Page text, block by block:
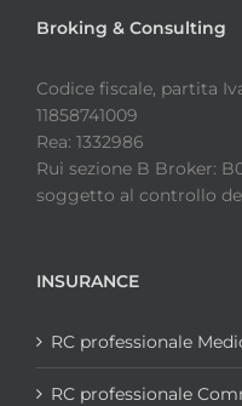
Broking & Consulting
Codice fiscale, partita
11858741009
Rea: 1332986
Rui sezione B Broker:
soggetto al controllo
INSURANCE
RC professionale
RC professionale